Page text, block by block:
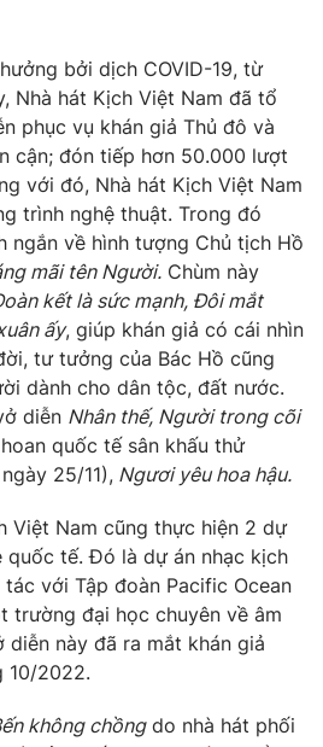
Vươn mình bằng AI
VTV8
English
VTV
in và báo điện tử số 483/GP-BTTTT
Thị Mỹ Hạnh, Phạm Quốc Thắng,
931 - 024.38 355 932
bởi dịch COVID-19, từ
Nhà hát Kịch Việt Nam đã tổ
phục vụ khán giả Thủ đô và
cận; đón tiếp hơn 50.000 lượt
với đó, Nhà hát Kịch Việt Nam
trình nghệ thuật. Trong đó
ngắn về hình tượng Chủ tịch Hồ
mãi tên Người. Chùm này
kết là sức mạnh, Đôi mắt
ấy, giúp khán giả có cái nhìn
tư tưởng của Bác Hồ cũng
dành cho dân tộc, đất nước.
diễn Nhân thế, Người trong cõi
quốc tế sân khấu thử
25/11), Ngươi yêu hoa hậu.
Việt Nam cũng thực hiện 2 dự
quốc tế. Đó là dự án nhạc kịch
tác với Tập đoàn Pacific Ocean
trường đại học chuyên về âm
diễn này đã ra mắt khán giả
10/2022.
không chồngdo nhà hát phối